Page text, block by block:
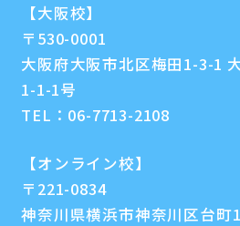
【大阪校】
〒530-0001
大阪府大阪市北区梅田1-3-1
1-1-1号
TEL： 06-7713-2108
【オンライン校】
〒221-0834
神奈川県横浜市神奈川区台町